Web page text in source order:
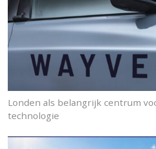
Londen als belangrijk centrum
technologie